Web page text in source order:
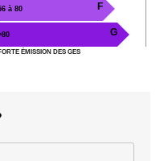
à 80 F
G
ÉMISSION DES GES